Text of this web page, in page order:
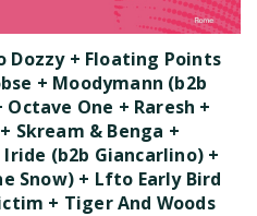
Dozzy + Floating Points
+ Moodymann (b2b
One + Raresh +
Skream & Benga +
(b2b Giancarlino) +
Snow) + Lfto Early Bird
+ Tiger And Woods